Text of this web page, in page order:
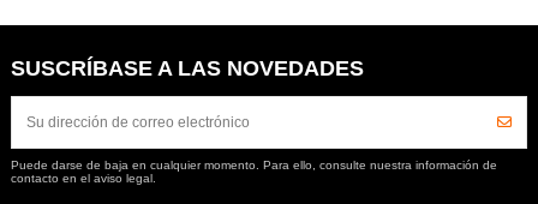
SUSCRÍBASE A LAS NOVEDADES
Puede darse de baja en cualquier momento. Para ello, consulte nuestra información de
contacto en el aviso legal.